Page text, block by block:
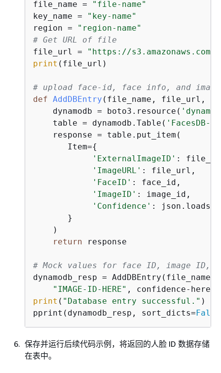
file_name =
"file-name"
key_name =
"key-name"
region =
"region-name"
# Get URL of file
file_url =
"https://s3.amazonaws.com/
print (file_url)
# upload face-id, face info, and
def AddDBEntry ( file_name, file_url,
    dynamodb = boto3.resource(
    table = dynamodb.Table(
'FacesDB-4'
    response = table.put_item(
       Item=
{
'ExternalImageID' :
'ImageURL' : file_url,
'FaceID' : face_id,
'ImageID' : image_id,
'Confidence' :
       }
    )
return response
# Mock values for face ID, image ID,
dynamodb_resp =
"IMAGE-ID-HERE"
print ( "Database entry successful." )
pprint(dynamodb_resp, sort_dicts=False
保存并运行后续代码示例，将返回的人脸 ID 数据存储
在表中。